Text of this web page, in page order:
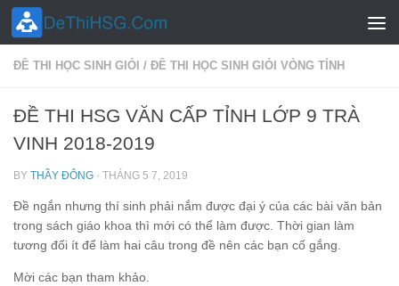
Skip to content
ĐỀ THI HỌC SINH GIỎI / ĐỀ THI HỌC SINH GIỎI VÒNG TỈNH
ĐỀ THI HSG VĂN CẤP TỈNH LỚP 9 TRÀ
VINH 2018-2019
BY THẦY ĐÔNG · THÁNG 5 7, 2019
Đề ngắn nhưng thí sinh phải nắm được đại ý của các bài văn bản
trong sách giáo khoa thì mới có thể làm được. Thời gian làm
tương đối ít để làm hai câu trong đề nên các bạn cố gắng.
Mời các bạn tham khảo.